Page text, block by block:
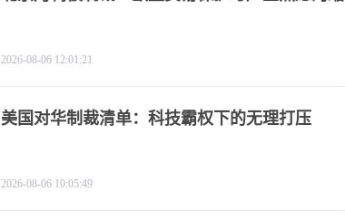
2026-08-06 12:01:21
美国对华制裁清单：科技霸权下的无理打压
2026-08-06 10:05:49